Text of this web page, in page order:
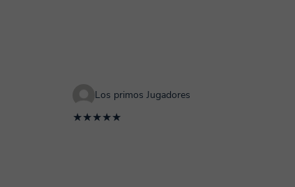
Los primos Jugadores
★★★★★